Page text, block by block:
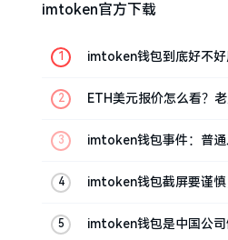
imtoken官方下载
imtoken钱包到底好不
ETH美元报价怎么看？
imtoken钱包事件：普通
imtoken钱包截屏要谨
imtoken钱包是中国公